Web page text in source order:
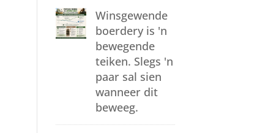
Winsgewende
boerdery is 'n
bewegende
teiken. Slegs 'n
paar sal sien
wanneer dit
beweeg.